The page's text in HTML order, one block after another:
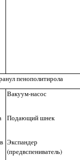
пенополитирола
Вакуум-насос
Подающий шнек
Экспандер
(предвспениватель)